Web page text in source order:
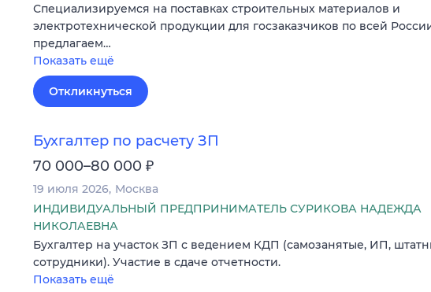
Специализируемся на поставках строительных материалов и
электротехнической продукции для госзаказчиков по всей
предлагаем…
Показать ещё
Откликнуться
Бухгалтер по расчету ЗП
70 000–80 000 ₽
19 июля 2026 Москва
ИНДИВИДУАЛЬНЫЙ ПРЕДПРИНИМАТЕЛЬ СУРИКОВА НАДЕЖДА
НИКОЛАЕВНА
Бухгалтер на участок ЗП с ведением КДП (самозанятые, ИП,
сотрудники). Участие в сдаче отчетности.
Показать ещё